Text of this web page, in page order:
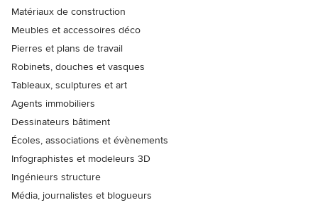
Matériaux de construction
Meubles et accessoires déco
Pierres et plans de travail
Robinets, douches et vasques
Tableaux, sculptures et art
Agents immobiliers
Dessinateurs bâtiment
Écoles, associations et évènements
Infographistes et modeleurs 3D
Ingénieurs structure
Média, journalistes et blogueurs